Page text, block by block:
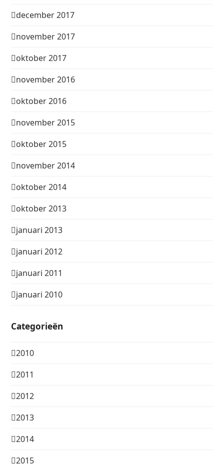
december 2017
november 2017
oktober 2017
november 2016
oktober 2016
november 2015
oktober 2015
november 2014
oktober 2014
oktober 2013
januari 2013
januari 2012
januari 2011
januari 2010
Categorieën
2010
2011
2012
2013
2014
2015